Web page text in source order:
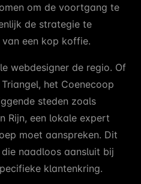
om de voortgang te
de strategie te
een kop koffie.
webdesigner de regio. Of
het Coenecoop
steden zoals
Rijn, een lokale expert
moet aanspreken. Dit
naadloos aansluit bij
klantenkring.